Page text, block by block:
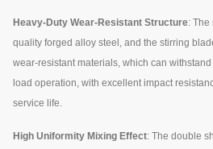
Heavy-Duty Wear-Resistant Structure: The
quality forged alloy steel, and the stirring
wear-resistant materials, which can
load operation, with excellent impact
service life.
High Uniformity Mixing Effect: The double